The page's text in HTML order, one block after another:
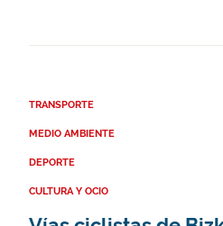
TRANSPORTE
MEDIO AMBIENTE
DEPORTE
CULTURA Y OCIO